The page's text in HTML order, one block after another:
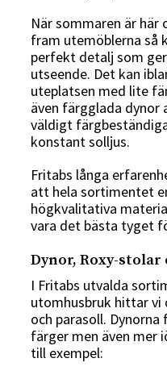
När sommaren är
fram utemöblerna så
perfekt detalj som
utseende. Det kan
uteplatsen med lite
även färgglada dynor
väldigt
konstant solljus.
Fritabs långa
att hela sortimentet
högkvalitativa
vara det bästa tyget
Dynor, Roxy-
I Fritabs utvalda
utomhusbruk hittar vi
och parasoll.
färger men även mer
till exempel: